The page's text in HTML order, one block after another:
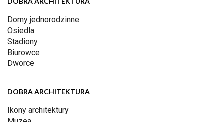
Domy jednorodzinne
Osiedla
Stadiony
Biurowce
Dworce
DOBRA ARCHITEKTURA
Ikony architektury